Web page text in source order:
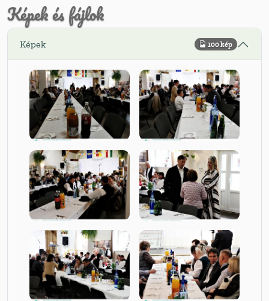
Képek és fájlok
Képek 100 kép